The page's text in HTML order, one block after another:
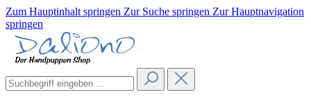
Zum Hauptinhalt springen Zur Suche springen Zur Hauptnavigation
springen